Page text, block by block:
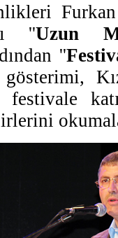
''Uzun
''
gösterimi,